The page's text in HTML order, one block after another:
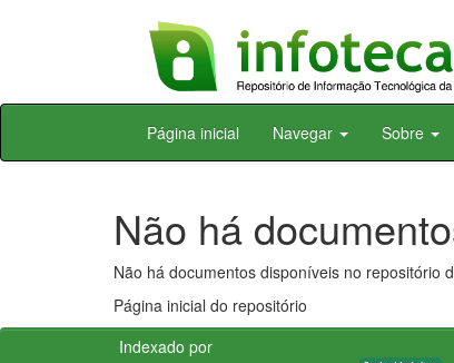
Skip
Página inicial Navegar Sobre
Não há
Não há documentos disponíveis no repositório
Página inicial do repositório
Indexado por